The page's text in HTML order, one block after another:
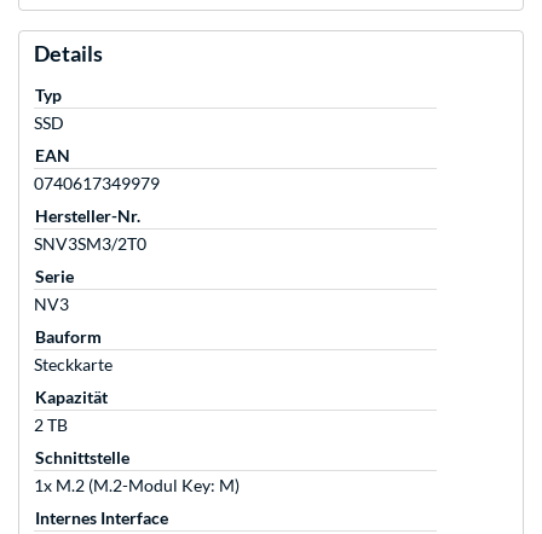
Details
Typ
SSD
EAN
0740617349979
Hersteller-Nr.
SNV3SM3/2T0
Serie
NV3
Bauform
Steckkarte
Kapazität
2 TB
Schnittstelle
1x M.2 (M.2-Modul Key: M)
Internes Interface